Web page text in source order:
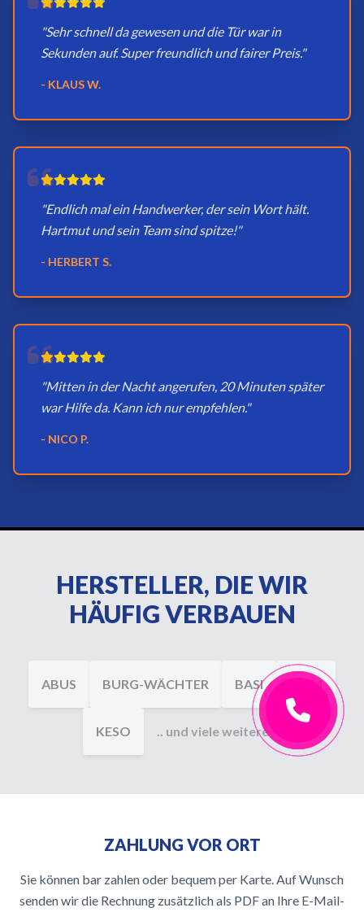
"Sehr schnell da gewesen und die Tür war in
Sekunden auf. Super freundlich und fairer Preis."
- KLAUS W.
"Endlich mal ein Handwerker, der sein Wort hält.
Hartmut und sein Team sind spitze!"
- HERBERT S.
"Mitten in der Nacht angerufen, 20 Minuten später
war Hilfe da. Kann ich nur empfehlen."
- NICO P.
HERSTELLER, DIE WIR
HÄUFIG VERBAUEN
ABUS BURG-WÄCHTER BASI DOM
KESO .. und viele weitere
ZAHLUNG VOR ORT
Sie können bar zahlen oder bequem per Karte. Auf Wunsch
senden wir die Rechnung zusätzlich als PDF an Ihre E-Mail-